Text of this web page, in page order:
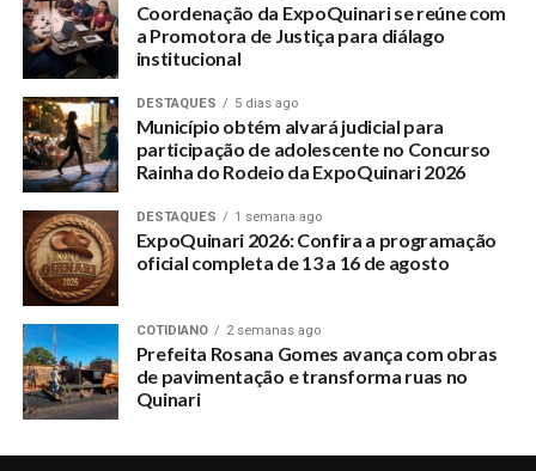
Coordenação da ExpoQuinari se reúne com
a Promotora de Justiça para diálago
institucional
DESTAQUES 5 dias ago
Município obtém alvará judicial para
participação de adolescente no Concurso
Rainha do Rodeio da ExpoQuinari 2026
DESTAQUES 1 semana ago
ExpoQuinari 2026: Confira a programação
oficial completa de 13 a 16 de agosto
COTIDIANO 2 semanas ago
Prefeita Rosana Gomes avança com obras
de pavimentação e transforma ruas no
Quinari